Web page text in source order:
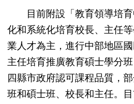
目前附設「教育領導培育
化和系統化培育校長、主任
業人才為主，進行中部地區
主任培育推廣教育碩士學分
四縣市政府認可課程品質，
班和碩士班、校長和主任。